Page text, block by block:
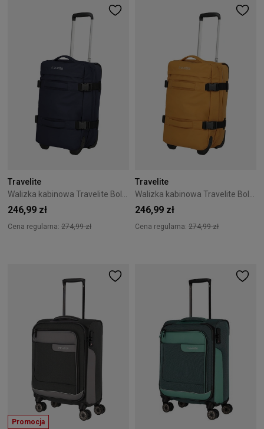
Travelite
246,99 zł
Cena regularna: 274,99 zł
Travelite
246,99 zł
Cena regularna: 274,99 zł
Promocja